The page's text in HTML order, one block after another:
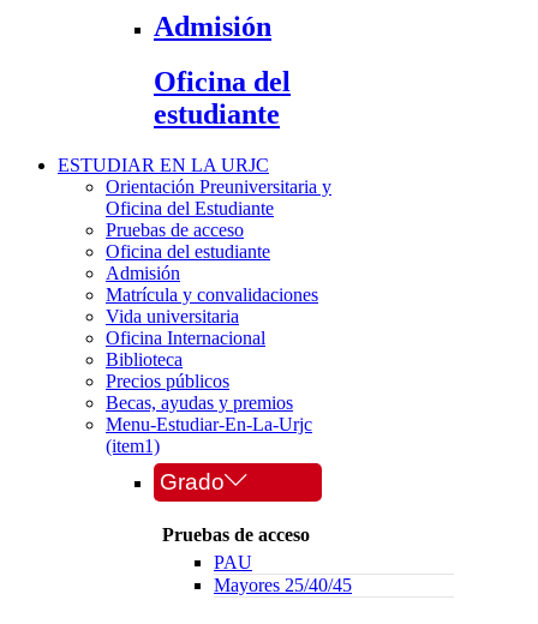
Admisión
Oficina del
estudiante
ESTUDIAR EN LA URJC
Orientación Preuniversitaria y
Oficina del Estudiante
Pruebas de acceso
Oficina del estudiante
Admisión
Matrícula y convalidaciones
Vida universitaria
Oficina Internacional
Biblioteca
Precios públicos
Becas, ayudas y premios
Menu-Estudiar-En-La-Urjc
(item1)
Grado
Pruebas de acceso
PAU
Mayores 25/40/45